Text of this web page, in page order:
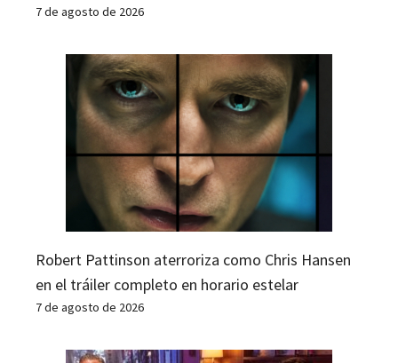
7 de agosto de 2026
Robert Pattinson aterroriza como Chris Hansen
en el tráiler completo en horario estelar
7 de agosto de 2026